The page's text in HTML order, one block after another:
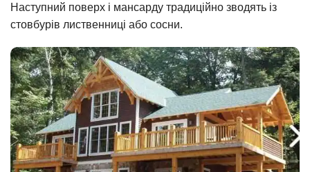
Наступний поверх і мансарду традиційно зводять із
стовбурів лиственниці або сосни.